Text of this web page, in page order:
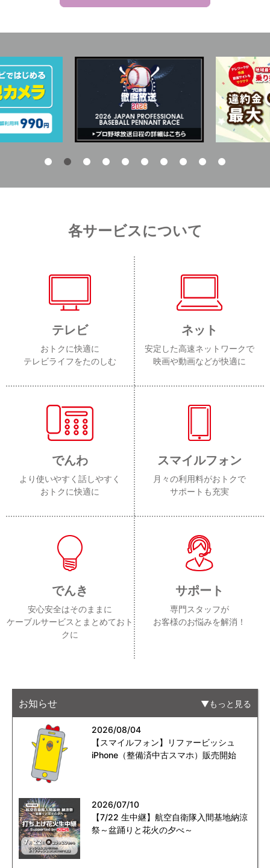
各サービスについて
テレビ
おトクに快適に
テレビライフをたのしむ
ネット
安定した高速ネットワークで
映画や動画などが快適に
でんわ
より使いやすく話しやすく
おトクに快適に
スマイルフォン
月々の利用料がおトクで
サポートも充実
でんき
安心安全はそのままに
ケーブルサービスとまとめておト
クに
サポート
専門スタッフが
お客様のお悩みを解消！
お知らせ もっと見る
2026/08/04
【スマイルフォン】リファービッシュ
iPhone（整備済中古スマホ）販売開始
2026/07/10
【7/22 生中継】航空自衛隊入間基地納涼
祭～盆踊りと花火の夕べ～